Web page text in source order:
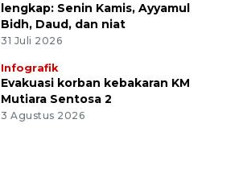
lengkap: Senin Kamis, Ayyamul
Bidh, Daud, dan niat
31 Juli 2026
Infografik
Evakuasi korban kebakaran KM
Mutiara Sentosa 2
3 Agustus 2026